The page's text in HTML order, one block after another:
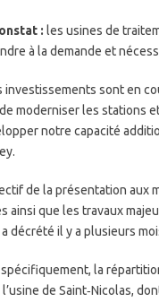
: les usines de
à la demande et
investissements sont en
moderniser les stations
notre capacité
de la présentation aux
ainsi que les travaux
décrété il y a plusieurs
la
de Saint‑Nicolas,